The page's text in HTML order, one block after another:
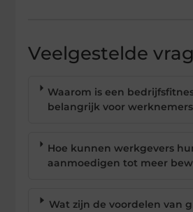
Veelgestelde
Waarom is een
belangrijk voor
Hoe kunnen werkgevers
aanmoedigen tot meer
Wat zijn de voordelen van